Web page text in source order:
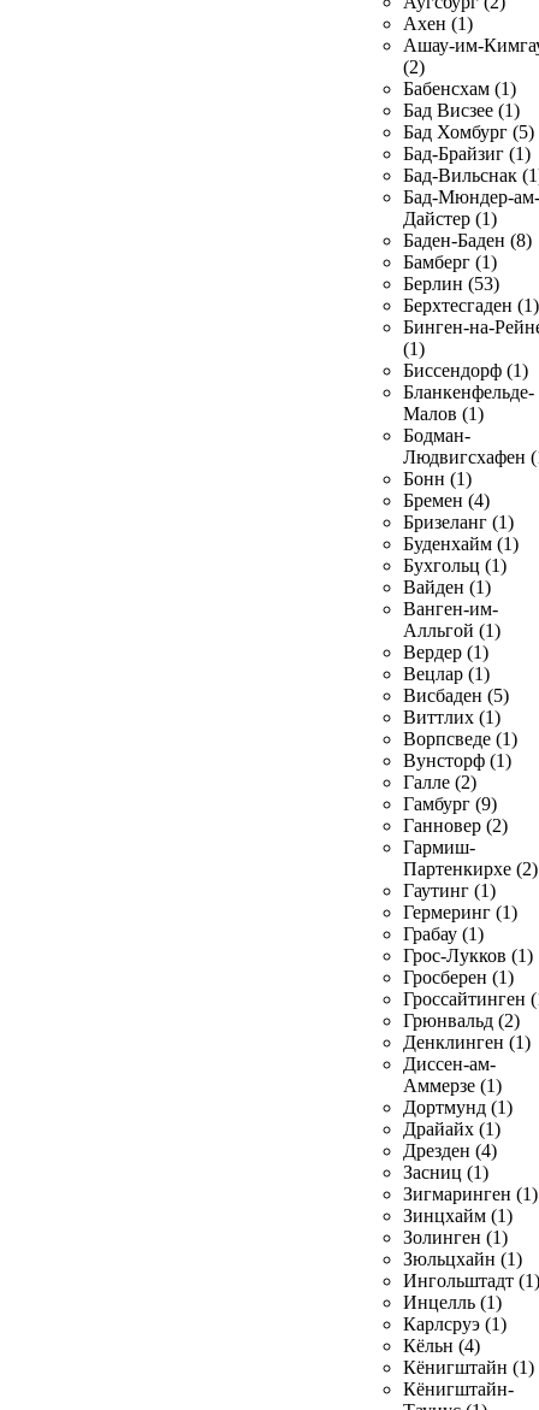
Ахен (1)
Ашау-им-
(2)
Бабенсхам (1)
Бад Висзее (1)
Бад Хомбург (5)
Бад-Брайзиг (1)
Бад-Вильснак
Бад-Мюндер-ам-
Дайстер (1)
Баден-Баден (8)
Бамберг (1)
Берлин (53)
Берхтесгаден (1)
Бинген-на-
(1)
Биссендорф (1)
Бланкенфельде-
Малов (1)
Бодман-
Людвигсхафен
Бонн (1)
Бремен (4)
Бризеланг (1)
Буденхайм (1)
Бухгольц (1)
Вайден (1)
Ванген-им-
Алльгой (1)
Вердер (1)
Вецлар (1)
Висбаден (5)
Виттлих (1)
Ворпсведе (1)
Вунсторф (1)
Галле (2)
Гамбург (9)
Ганновер (2)
Гармиш-
Партенкирхе (2)
Гаутинг (1)
Гермеринг (1)
Грабау (1)
Грос-Лукков (1)
Гросберен (1)
Гроссайтинген
Грюнвальд (2)
Денклинген (1)
Диссен-ам-
Аммерзе (1)
Дортмунд (1)
Драйайх (1)
Дрезден (4)
Засниц (1)
Зигмаринген (1)
Зинцхайм (1)
Золинген (1)
Зюльцхайн (1)
Ингольштадт (1)
Инцелль (1)
Карлсруэ (1)
Кёльн (4)
Кёнигштайн (1)
Кёнигштайн-